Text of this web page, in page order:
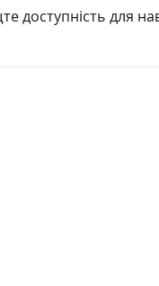
доступність для